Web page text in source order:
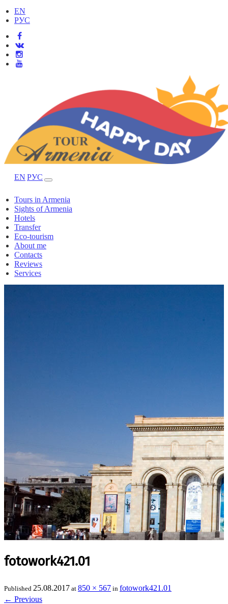
EN
РУС
EN РУС
Tours in Armenia
Sights of Armenia
Hotels
Transfer
Eco-tourism
About me
Contacts
Reviews
Services
fotowork421.01
Published 25.08.2017 at 850 × 567 in fotowork421.01
← Previous